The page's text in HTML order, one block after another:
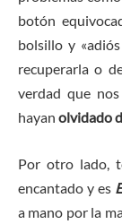
botón
bolsillo y
recuperarla o
verdad que
hayan olvidado
Por otro lado,
encantado y es
a mano por la